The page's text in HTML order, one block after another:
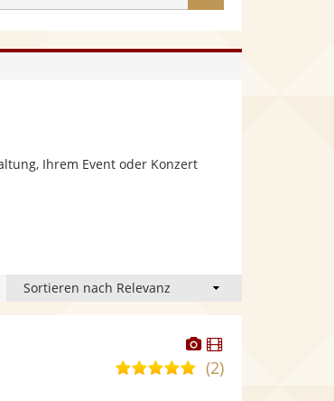
finden
Ihrem Event oder Konzert
Dieser
Künstler
stellt
Dieser
Künstler
5,0(2)